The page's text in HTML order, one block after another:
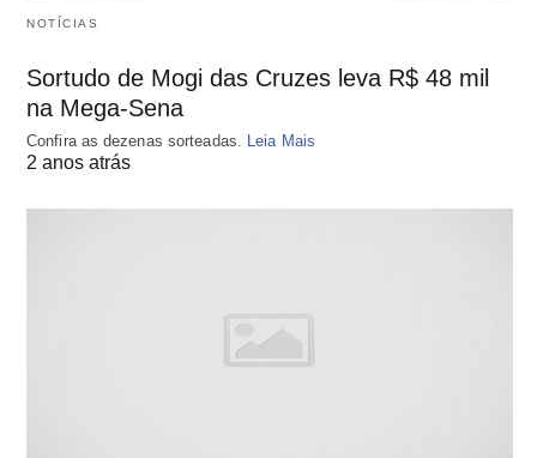
NOTÍCIAS
Sortudo de Mogi das Cruzes leva R$ 48 mil
na Mega-Sena
Confira as dezenas sorteadas. Leia Mais
2 anos atrás